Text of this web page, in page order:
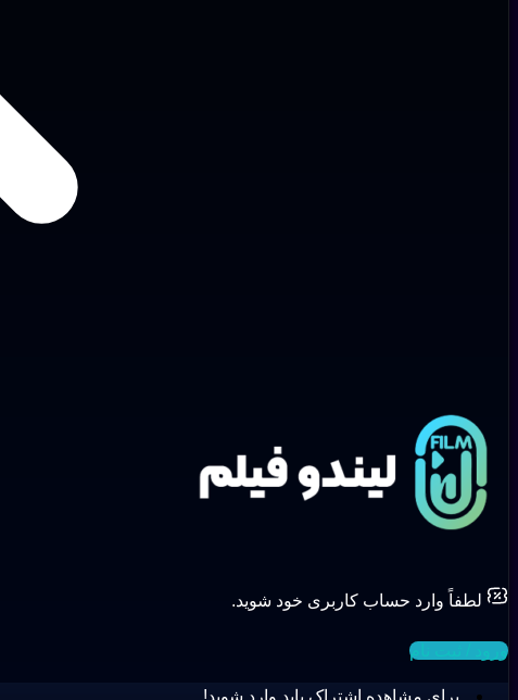
لطفاً وارد حساب کاربری خود شوید.
ورود / ثبت نام
برای مشاهده اشتراک باید وارد شوید!